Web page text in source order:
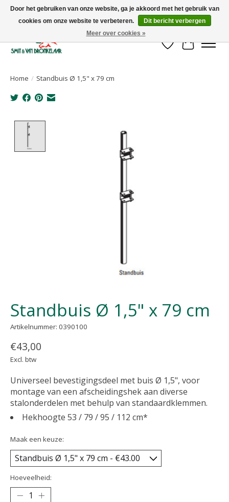
Uw leverancier voor stalinrichtingen en het opruwen van betonvloeren!
Verlanglijst
Home / Standbuis Ø 1,5" x 79 cm
Standbuis Ø 1,5" x 79 cm
Artikelnummer: 0390100
€43,00
Excl. btw
Universeel bevestigingsdeel met buis Ø 1,5", voor
montage van een afscheidingshek aan diverse
stalonderdelen met behulp van standaardklemmen.
Hekhoogte 53 / 79 / 95 / 112 cm*
Maak een keuze:
Hoeveelheid:
Door het gebruiken van onze website, ga je akkoord met het gebruik van
cookies om onze website te verbeteren.
Dit bericht verbergen
Meer over cookies »